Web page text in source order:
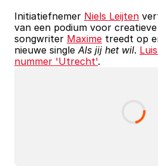
Initiatiefnemer Niels Leijten
van een podium voor
songwriter Maxime treedt op
nieuwe single Als jij het wil.
nummer 'Utrecht'.